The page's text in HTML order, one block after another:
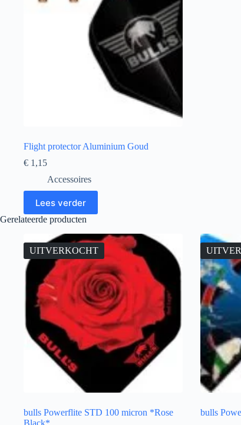
Flight protector Aluminium Goud
€ 1,15
Accessoires
Lees verder
Gerelateerde producten
UITVERKOCHT
bulls Powerflite STD 100 micron *Rose
Black*
bulls